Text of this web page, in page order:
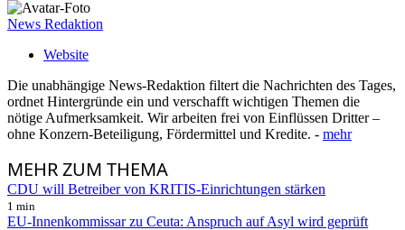
News Redaktion
Website
Die unabhängige News-Redaktion filtert die Nachrichten des Tages,
ordnet Hintergründe ein und verschafft wichtigen Themen die
nötige Aufmerksamkeit. Wir arbeiten frei von Einflüssen Dritter –
ohne Konzern-Beteiligung, Fördermittel und Kredite. - mehr
MEHRZUM THEMA
CDU will Betreiber von KRITIS-Einrichtungen stärken
1 min
EU-Innenkommissar zu Ceuta: Anspruch auf Asyl wird geprüft